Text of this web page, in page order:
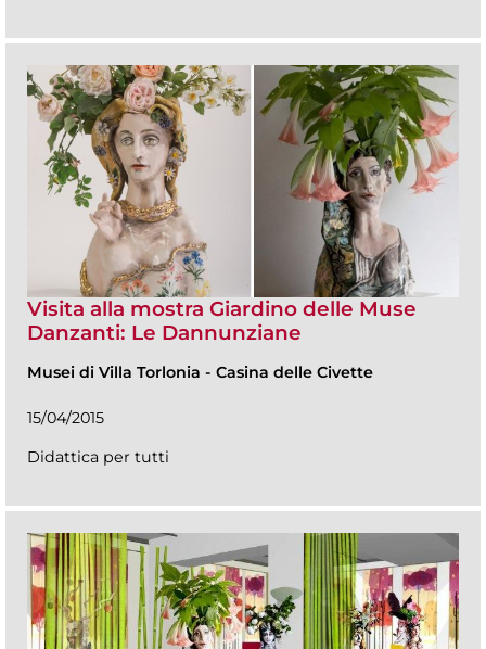
Visita alla mostra Giardino delle Muse
Danzanti: Le Dannunziane
Musei di Villa Torlonia - Casina delle Civette
15/04/2015
Didattica per tutti